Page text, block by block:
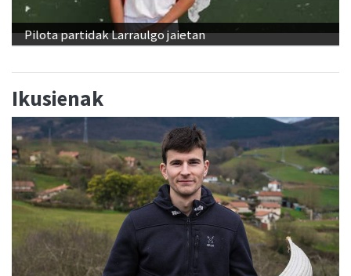
Pilota partidak Larraulgo jaietan
Ikusienak